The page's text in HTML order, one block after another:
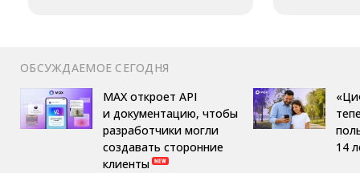
ОБСУЖДАЕМОЕ СЕГОДНЯ
MAX откроет API
и документацию, чтобы
разработчики могли
создавать сторонние
клиенты
14